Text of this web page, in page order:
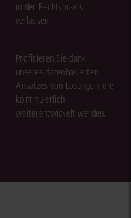
in der Rechtspraxis
verlassen.
Profitieren Sie dank
unseres datenbasierten
Ansatzes von Lösungen, die
kontinuierlich
weiterentwickelt werden.